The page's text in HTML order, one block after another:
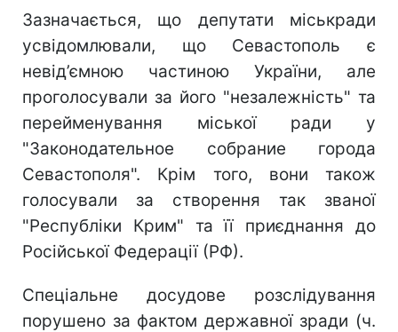
Зазначається, що депутати міськради
усвідомлювали, що Севастополь є
невід’ємною частиною України, але
проголосували за його "незалежність" та
перейменування міської ради у
"Законодательное собрание города
Севастополя". Крім того, вони також
голосували за створення так званої
"Республіки Крим" та її приєднання до
Російської Федерації (РФ).
Спеціальне досудове розслідування
порушено за фактом державної зради (ч.